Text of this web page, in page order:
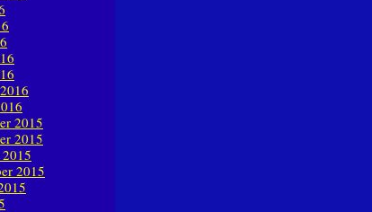
2015
2015
2015